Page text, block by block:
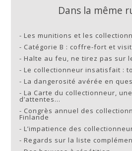
Dans la même
-Les munitions et les
- Catégorie B : coffre-fort et
-Halte au feu, ne tirez pas sur
-Le collectionneur insatisfait :
-La dangerosité avérée en
-La Carte du collectionneur,
d’attentes…
- Congrès annuel des
Finlande
-L’impatience des
-Regards sur la liste